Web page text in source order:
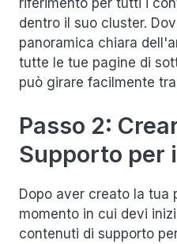
dentro il suo cluster.
panoramica chiara
tutte le tue pagine di
può girare facilmente
Passo 2:
Supporto per
Dopo aver creato la tua
momento in cui devi
contenuti di supporto